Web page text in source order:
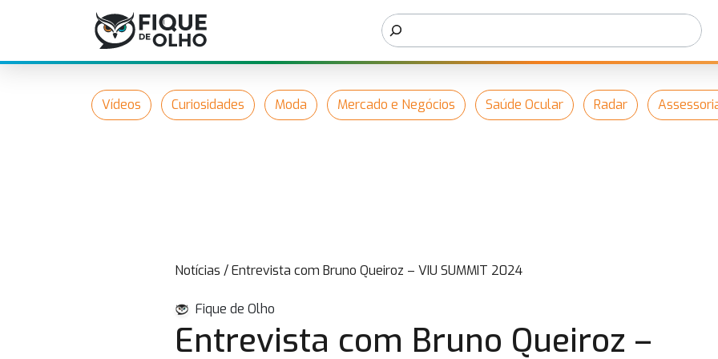
Vídeos Curiosidades Moda Mercado e Negócios Saúde Ocular Radar
Notícias /Entrevista com Bruno Queiroz – VIU SUMMIT 2024
Fique de Olho
Entrevista com Bruno Queiroz –